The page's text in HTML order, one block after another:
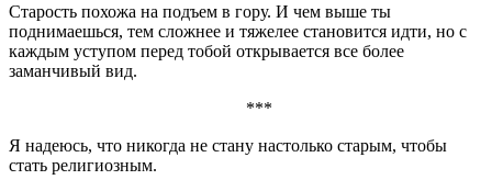
Старость похожа на подъем в гору. И чем выше ты
поднимаешься, тем сложнее и тяжелее становится идти, но с
каждым уступом перед тобой открывается все более
заманчивый вид.
***
Я надеюсь, что никогда не стану настолько старым, чтобы
стать религиозным.